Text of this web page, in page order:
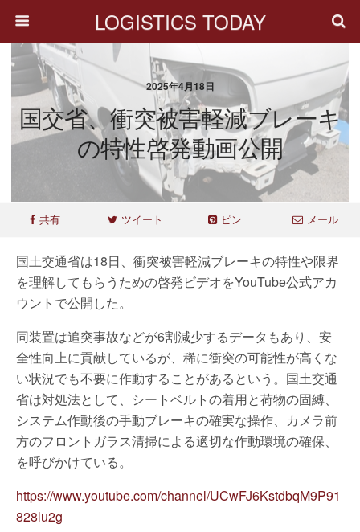
LOGISTICS TODAY
2025年4月18日
国交省、衝突被害軽減ブレーキ
の特性啓発動画公開
共有 ツイート ピン メール
国土交通省は18日、衝突被害軽減ブレーキの特性や限界
を理解してもらうための啓発ビデオをYouTube公式アカ
ウントで公開した。
同装置は追突事故などが6割減少するデータもあり、安
全性向上に貢献しているが、稀に衝突の可能性が高くな
い状況でも不要に作動することがあるという。国土交通
省は対処法として、シートベルトの着用と荷物の固縛、
システム作動後の手動ブレーキの確実な操作、カメラ前
方のフロントガラス清掃による適切な作動環境の確保、
を呼びかけている。
https://www.youtube.com/channel/UCwFJ6KstdbqM9P91
828lu2g